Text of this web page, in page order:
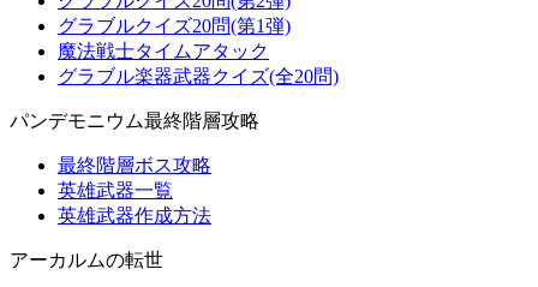
グラブルクイズ20問(第1弾)
魔法戦士タイムアタック
グラブル楽器武器クイズ(全20問)
パンデモニウム最終階層攻略
最終階層ボス攻略
英雄武器一覧
英雄武器作成方法
アーカルムの転世